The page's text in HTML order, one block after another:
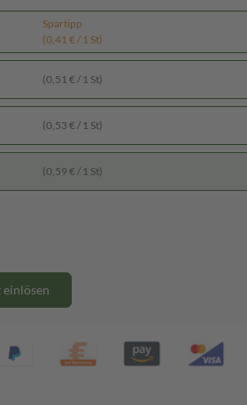
Spartipp
(0,41 € / 1 St)
(0,51 € / 1 St)
(0,53 € / 1 St)
(0,59 € / 1 St)
einlösen